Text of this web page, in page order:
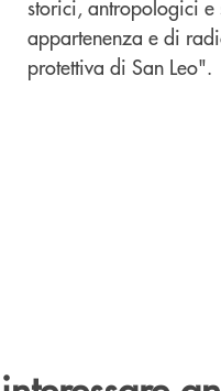
storici, antropologici e
appartenenza e di
protettiva di San Leo".